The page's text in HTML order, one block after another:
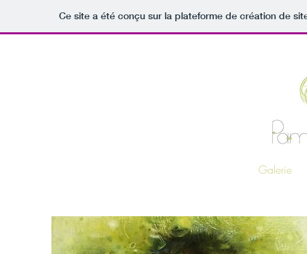
Ce site a été conçu sur la plateforme de création de
Galerie